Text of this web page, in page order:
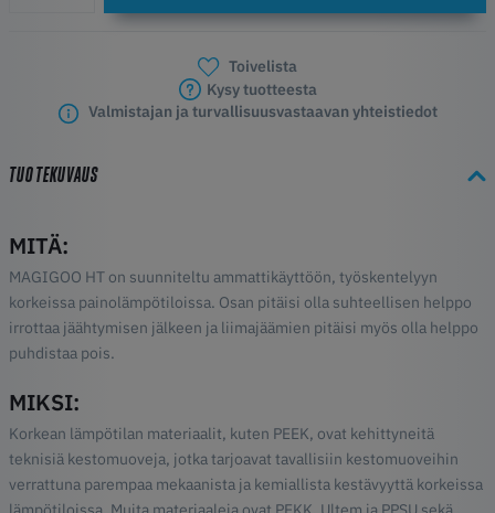
Toivelista
Kysy tuotteesta
Valmistajan ja turvallisuusvastaavan yhteistiedot
TUOTEKUVAUS
MITÄ:
MAGIGOO HT on suunniteltu ammattikäyttöön, työskentelyyn
korkeissa painolämpötiloissa. Osan pitäisi olla suhteellisen helppo
irrottaa jäähtymisen jälkeen ja liimajäämien pitäisi myös olla helppo
puhdistaa pois.
MIKSI:
Korkean lämpötilan materiaalit, kuten PEEK, ovat kehittyneitä
teknisiä kestomuoveja, jotka tarjoavat tavallisiin kestomuoveihin
verrattuna parempaa mekaanista ja kemiallista kestävyyttä korkeissa